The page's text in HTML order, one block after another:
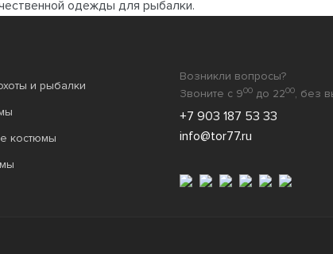
одежды для рыбалки.
и рыбалки
костюмы
Возникли вопросы?
Звоните с 900 до 2200, без
+7 903 187 53 33
info@tor77.ru